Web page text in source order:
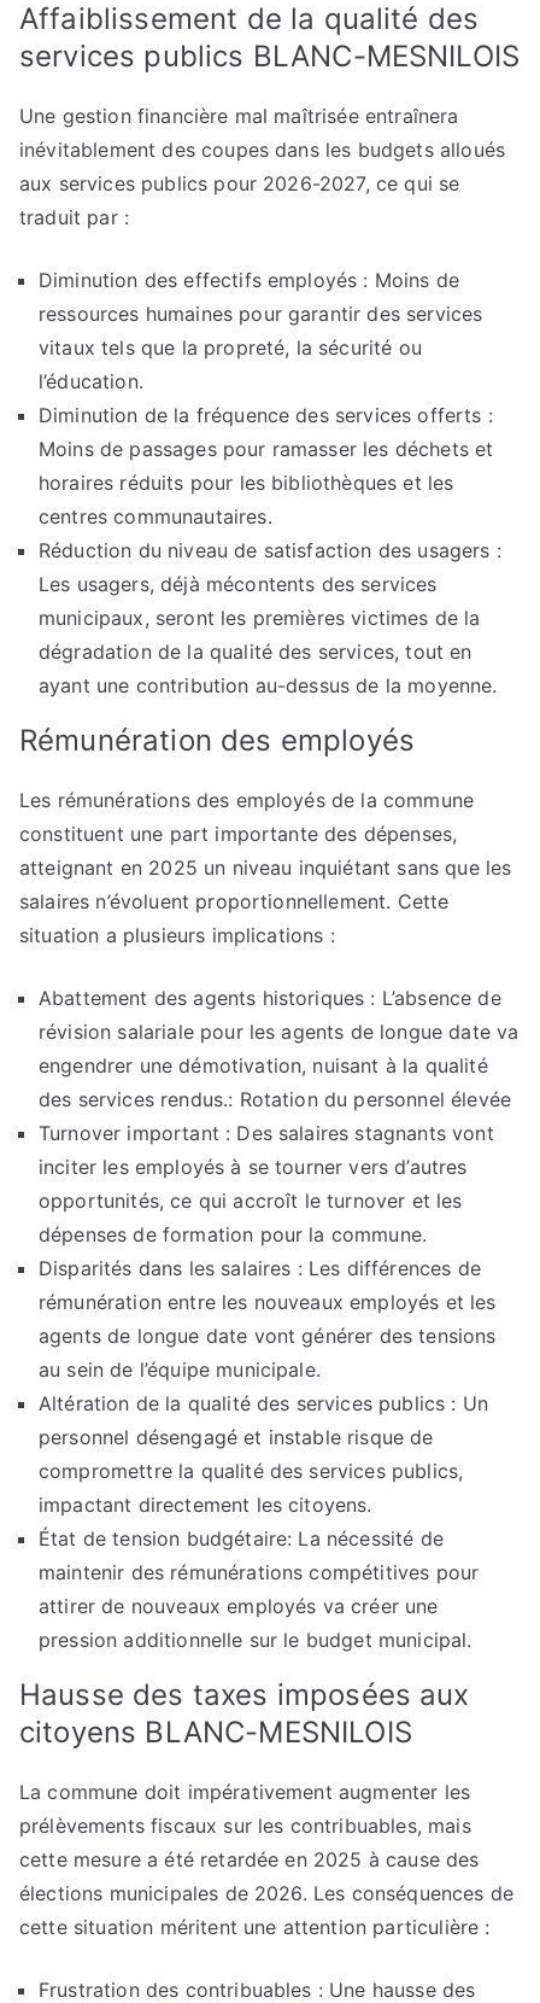
Affaiblissement de la qualité des
services publics BLANC-MESNILOIS
Une gestion financière mal maîtrisée entraînera
inévitablement des coupes dans les budgets alloués
aux services publics pour 2026-2027, ce qui se
traduit par :
Diminution des effectifs employés : Moins de
ressources humaines pour garantir des services
vitaux tels que la propreté, la sécurité ou
l’éducation.
Diminution de la fréquence des services offerts :
Moins de passages pour ramasser les déchets et
horaires réduits pour les bibliothèques et les
centres communautaires.
Réduction du niveau de satisfaction des usagers :
Les usagers, déjà mécontents des services
municipaux, seront les premières victimes de la
dégradation de la qualité des services, tout en
ayant une contribution au-dessus de la moyenne.
Rémunération des employés
Les rémunérations des employés de la commune
constituent une part importante des dépenses,
atteignant en 2025 un niveau inquiétant sans que les
salaires n’évoluent proportionnellement. Cette
situation a plusieurs implications :
Abattement des agents historiques : L’absence de
révision salariale pour les agents de longue date va
engendrer une démotivation, nuisant à la qualité
des services rendus.: Rotation du personnel élevée
Turnover important : Des salaires stagnants vont
inciter les employés à se tourner vers d’autres
opportunités, ce qui accroît le turnover et les
dépenses de formation pour la commune.
Disparités dans les salaires : Les différences de
rémunération entre les nouveaux employés et les
agents de longue date vont générer des tensions
au sein de l’équipe municipale.
Altération de la qualité des services publics : Un
personnel désengagé et instable risque de
compromettre la qualité des services publics,
impactant directement les citoyens.
État de tension budgétaire: La nécessité de
maintenir des rémunérations compétitives pour
attirer de nouveaux employés va créer une
pression additionnelle sur le budget municipal.
Hausse des taxes imposées aux
citoyens BLANC-MESNILOIS
La commune doit impérativement augmenter les
prélèvements fiscaux sur les contribuables, mais
cette mesure a été retardée en 2025 à cause des
élections municipales de 2026. Les conséquences de
cette situation méritent une attention particulière :
Frustration des contribuables : Une hausse des